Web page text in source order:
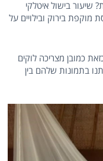
בישול איטלקי
בירוק ובילויים על
כמובן מצריכה לוקים
בתמונות שלהם בין